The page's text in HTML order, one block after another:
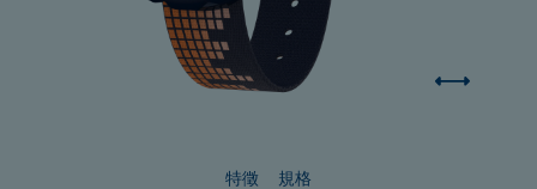
特徵 規格